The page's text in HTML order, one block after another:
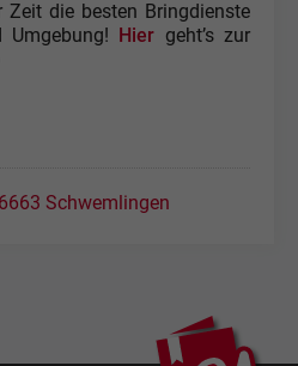
die besten Bringdienste
Hier geht’s zur
Schwemlingen